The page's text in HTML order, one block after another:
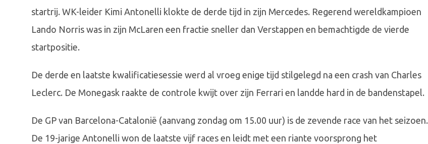
startrij. WK-leider Kimi Antonelli klokte de derde tijd in zijn Mercedes. Regerend wereldkampioen
Lando Norris was in zijn McLaren een fractie sneller dan Verstappen en bemachtigde de vierde
startpositie.
De derde en laatste kwalificatiesessie werd al vroeg enige tijd stilgelegd na een crash van Charles
Leclerc. De Monegask raakte de controle kwijt over zijn Ferrari en landde hard in de bandenstapel.
De GP van Barcelona-Catalonië (aanvang zondag om 15.00 uur) is de zevende race van het seizoen.
De 19-jarige Antonelli won de laatste vijf races en leidt met een riante voorsprong het